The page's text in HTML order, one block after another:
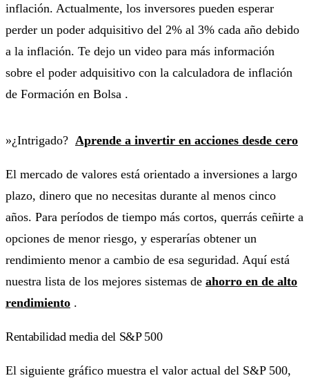
inflación. Actualmente, los inversores pueden esperar
perder un poder adquisitivo del 2% al 3% cada año debido
a la inflación. Te dejo un video para más información
sobre el poder adquisitivo con la calculadora de inflación
de Formación en Bolsa .
»¿Intrigado? Aprende a invertir en acciones desde cero
El mercado de valores está orientado a inversiones a largo
plazo, dinero que no necesitas durante al menos cinco
años. Para períodos de tiempo más cortos, querrás ceñirte a
opciones de menor riesgo, y esperarías obtener un
rendimiento menor a cambio de esa seguridad. Aquí está
nuestra lista de los mejores sistemas de ahorro en de alto
rendimiento .
Rentabilidad media del S&P 500
El siguiente gráfico muestra el valor actual del S&P 500,